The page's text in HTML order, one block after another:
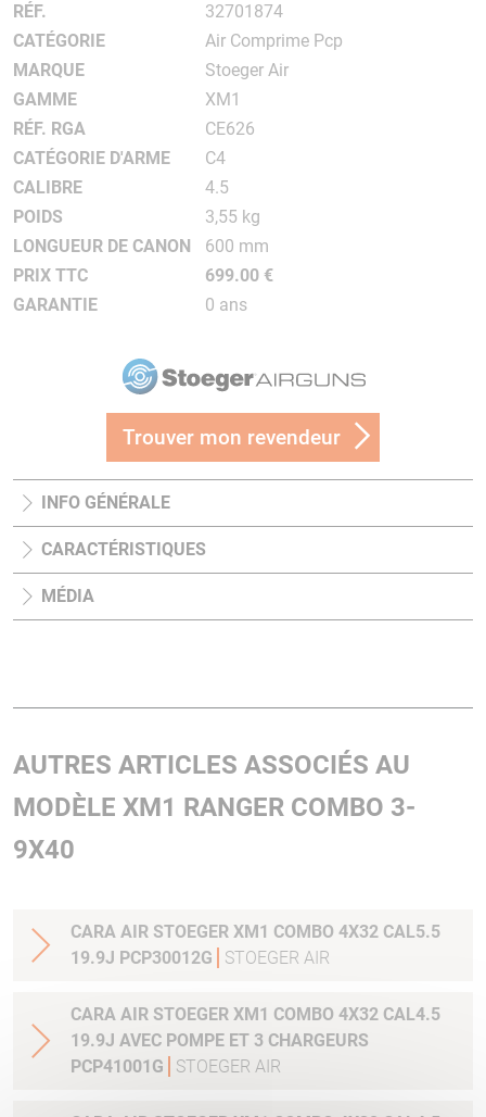
RÉF.
32701874
CATÉGORIE
Air Comprime Pcp
MARQUE
Stoeger Air
GAMME
XM1
RÉF. RGA
CE626
CATÉGORIE D'ARME
C4
CALIBRE
4.5
POIDS
3,55 kg
LONGUEUR DE CANON
600 mm
PRIX TTC
699.00 €
GARANTIE
0 ans
Trouver mon revendeur
INFO GÉNÉRALE
CARACTÉRISTIQUES
MÉDIA
AUTRES ARTICLES ASSOCIÉS AU
MODÈLE XM1 RANGER COMBO 3-
9X40
CARA AIR STOEGER XM1 COMBO 4X32 CAL5.5
19.9J PCP30012G
STOEGER AIR
CARA AIR STOEGER XM1 COMBO 4X32 CAL4.5
19.9J AVEC POMPE ET 3 CHARGEURS
PCP41001G
STOEGER AIR